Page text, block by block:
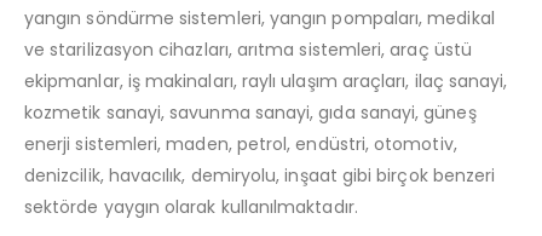
yangın söndürme sistemleri, yangın pompaları, medikal
ve starilizasyon cihazları, arıtma sistemleri, araç üstü
ekipmanlar, iş makinaları, raylı ulaşım araçları, ilaç sanayi,
kozmetik sanayi, savunma sanayi, gıda sanayi, güneş
enerji sistemleri, maden, petrol, endüstri, otomotiv,
denizcilik, havacılık, demiryolu, inşaat gibi birçok benzeri
sektörde yaygın olarak kullanılmaktadır.